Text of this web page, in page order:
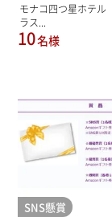
モナコ四つ星ホテル
ラス...
10名様
SNS懸賞